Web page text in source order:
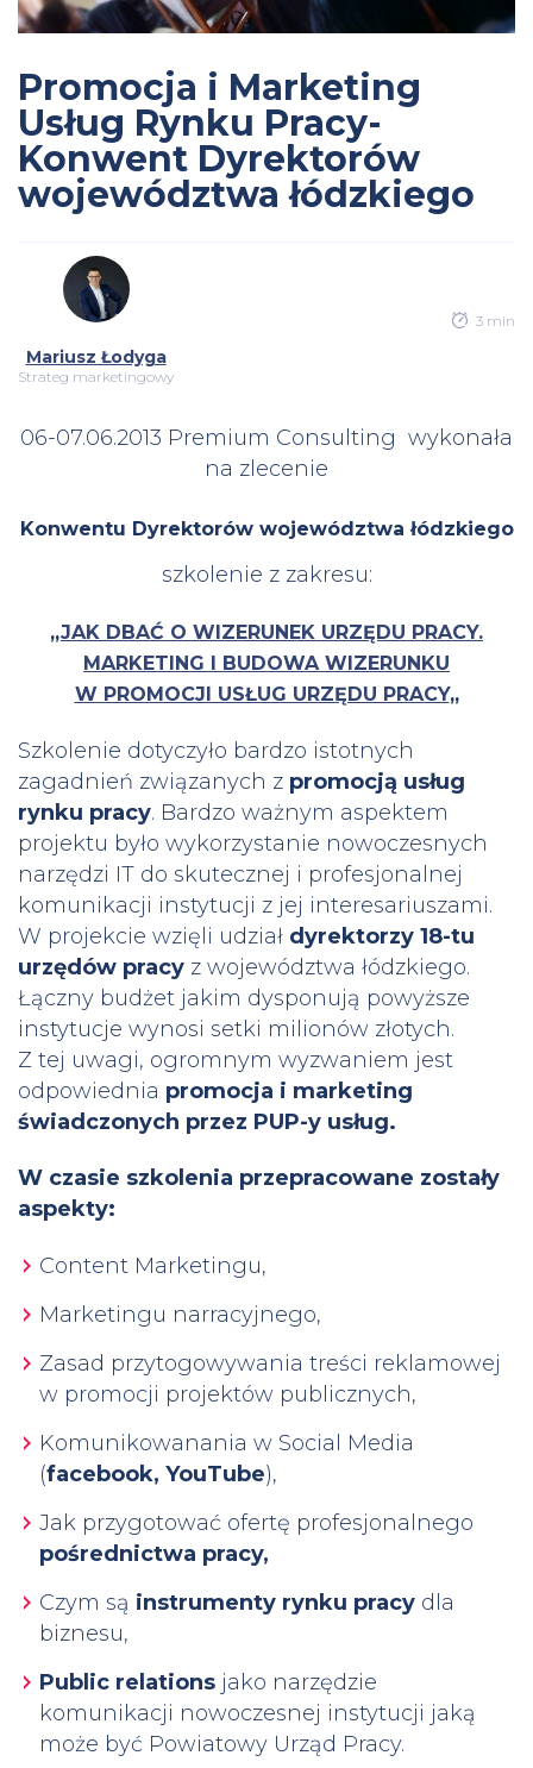
Promocja i Marketing
Usług Rynku Pracy-
Konwent Dyrektorów
województwa łódzkiego
Mariusz Łodyga
Strateg marketingowy
3 min
06-07.06.2013 Premium Consulting wykonała
na zlecenie
Konwentu Dyrektorów województwa łódzkiego
szkolenie z zakresu:
„JAK DBAĆ O WIZERUNEK URZĘDU PRACY.
MARKETING I BUDOWA WIZERUNKU
W PROMOCJI USŁUG URZĘDU PRACY„
Szkolenie dotyczyło bardzo istotnych
zagadnień związanych z promocją usług
rynku pracy. Bardzo ważnym aspektem
projektu było wykorzystanie nowoczesnych
narzędzi IT do skutecznej i profesjonalnej
komunikacji instytucji z jej interesariuszami.
W projekcie wzięli udział dyrektorzy 18-tu
urzędów pracy z województwa łódzkiego.
Łączny budżet jakim dysponują powyższe
instytucje wynosi setki milionów złotych.
Z tej uwagi, ogromnym wyzwaniem jest
odpowiednia promocja i marketing
świadczonych przez PUP-y usług.
W czasie szkolenia przepracowane zostały
aspekty:
Content Marketingu,
Marketingu narracyjnego,
Zasad przytogowywania treści reklamowej
w promocji projektów publicznych,
Komunikowanania w Social Media
(facebook, YouTube),
Jak przygotować ofertę profesjonalnego
pośrednictwa pracy,
Czym są instrumenty rynku pracy dla
biznesu,
Public relations jako narzędzie
komunikacji nowoczesnej instytucji jaką
może być Powiatowy Urząd Pracy.